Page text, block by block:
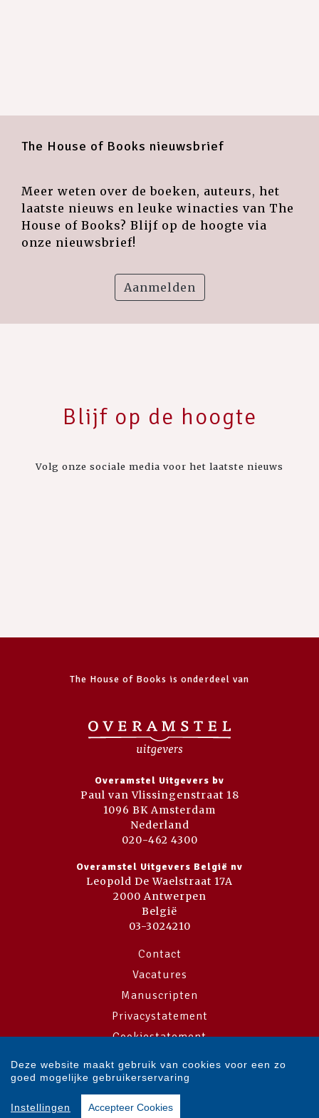
The House of Books nieuwsbrief
Meer weten over de boeken, auteurs, het
laatste nieuws en leuke winacties van The
House of Books? Blijf op de hoogte via
onze nieuwsbrief!
Aanmelden
Blijf op de hoogte
Volg onze sociale media voor het laatste nieuws
The House of Books is onderdeel van
Overamstel Uitgevers bv
Paul van Vlissingenstraat 18
1096 BK Amsterdam
Nederland
020-462 4300
Overamstel Uitgevers België nv
Leopold De Waelstraat 17A
2000 Antwerpen
België
03-3024210
Contact
Vacatures
Manuscripten
Privacystatement
Cookiestatement
Copyright © 2007-2026 Overamstel Uitgevers - Alle rechten voorbehouden
- Ontwerp door
Deze website maakt gebruik van cookies voor een zo
goed mogelijke gebruikerservaring
Instellingen Accepteer Cookies